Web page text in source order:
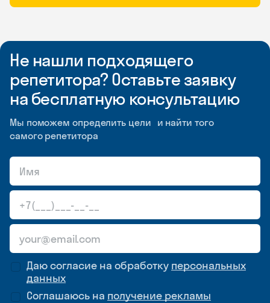
Не нашли подходящего
репетитора? Оставьте заявку
на бесплатную консультацию
Мы поможем определить цели и найти того
самого репетитора
Даю согласие на обработку персональных
данных
Соглашаюсь на получение рекламы